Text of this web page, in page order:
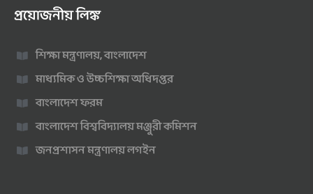
প্রয়োজনীয় লিঙ্ক
শিক্ষা মন্ত্রণালয়, বাংলাদেশ
মাধ্যমিক ও উচ্চশিক্ষা অধিদপ্তর
বাংলাদেশ ফরম
বাংলাদেশ বিশ্ববিদ্যালয় মঞ্জুরী কমিশন
জনপ্রশাসন মন্ত্রণালয় লগইন